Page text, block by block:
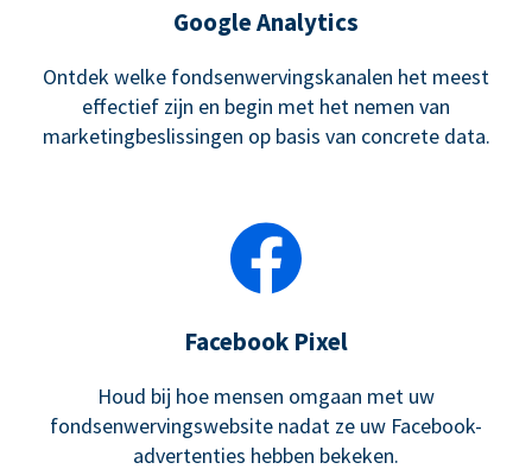
Google Analytics
Ontdek welke fondsenwervingskanalen het meest
effectief zijn en begin met het nemen van
marketingbeslissingen op basis van concrete data.
Facebook Pixel
Houd bij hoe mensen omgaan met uw
fondsenwervingswebsite nadat ze uw Facebook-
advertenties hebben bekeken.